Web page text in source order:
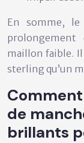
En somme,
maillon faible.
sterling qu’un
de
brillants